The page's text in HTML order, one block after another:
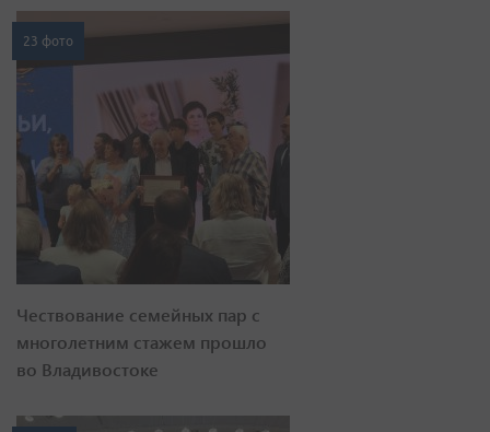
23 фото
Чествование семейных пар с
многолетним стажем прошло
во Владивостоке